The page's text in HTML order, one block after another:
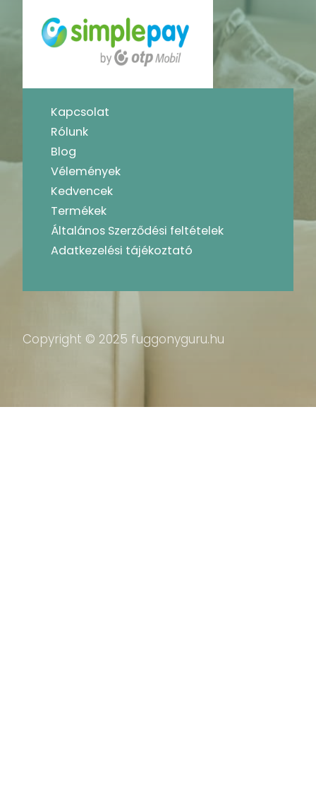
Kapcsolat
Rólunk
Blog
Vélemények
Kedvencek
Termékek
Általános Szerződési feltételek
Adatkezelési tájékoztató
Copyright © 2025 fuggonyguru.hu